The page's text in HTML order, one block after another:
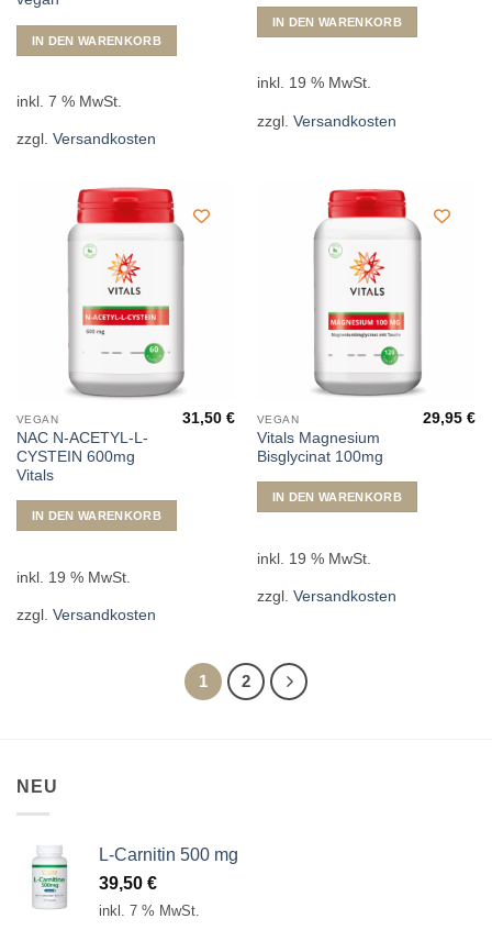
IN DEN WARENKORB
inkl. 7 % MwSt.
zzgl. Versandkosten
IN DEN WARENKORB
inkl. 19 % MwSt.
zzgl. Versandkosten
VEGAN
NAC N-ACETYL-L-
CYSTEIN 600mg
Vitals
31,50€
IN DEN WARENKORB
inkl. 19 % MwSt.
zzgl. Versandkosten
VEGAN
Vitals Magnesium
Bisglycinat 100mg
29,95€
IN DEN WARENKORB
inkl. 19 % MwSt.
zzgl. Versandkosten
1 2
NEU
L-Carnitin 500 mg
39,50 €
inkl. 7 % MwSt.